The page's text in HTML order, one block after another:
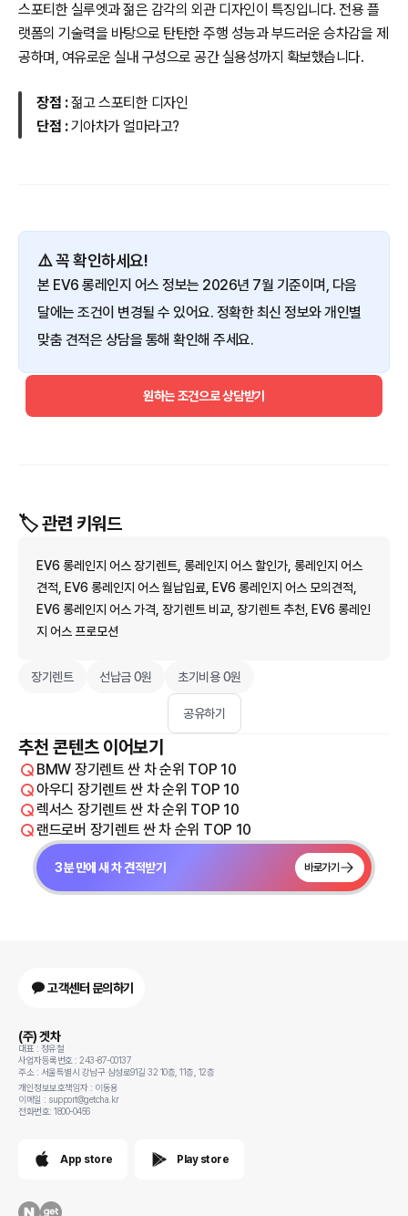
스포티한 실루엣과 젊은 감각의 외관 디자인이 특징입니다. 전용 플
랫폼의 기술력을 바탕으로 탄탄한 주행 성능과 부드러운 승차감을 제
공하며, 여유로운 실내 구성으로 공간 실용성까지 확보했습니다.
장점 :젊고 스포티한 디자인
단점 :기아차가 얼마라고?
⚠️ 꼭 확인하세요!
본 EV6 롱레인지 어스 정보는 2026년 7월 기준이며, 다음
달에는 조건이 변경될 수 있어요. 정확한 최신 정보와 개인별
맞춤 견적은 상담을 통해 확인해 주세요.
원하는 조건으로 상담받기
🏷️ 관련 키워드
EV6 롱레인지 어스 장기렌트, 롱레인지 어스 할인가, 롱레인지 어스
견적, EV6 롱레인지 어스 월납입료, EV6 롱레인지 어스 모의견적,
EV6 롱레인지 어스 가격, 장기렌트 비교, 장기렌트 추천, EV6 롱레인
지 어스 프로모션
장기렌트 선납금 0원 초기비용 0원
공유하기
추천 콘텐츠 이어보기
BMW 장기렌트 싼 차 순위 TOP 10
아우디 장기렌트 싼 차 순위 TOP 10
렉서스 장기렌트 싼 차 순위 TOP 10
랜드로버 장기렌트 싼 차 순위 TOP 10
3분 만에 새 차 견적받기 바로가기
고객센터 문의하기
(주) 겟차
대표 : 정유철
사업자등록번호 : 243-87-00137
주소 : 서울특별시 강남구 삼성로91길 32 10층, 11층, 12층
개인정보보호책임자 : 이동용
이메일 : support@getcha.kr
전화번호: 1800-0456
App store Play store